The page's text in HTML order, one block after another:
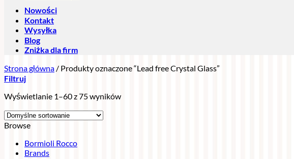
Nowości
Kontakt
Wysyłka
Blog
Zniżka dla firm
Strona główna / Produkty oznaczone “Lead free Crystal Glass”
Filtruj
Wyświetlanie 1–60 z 75 wyników
Browse
Bormioli Rocco
Brands